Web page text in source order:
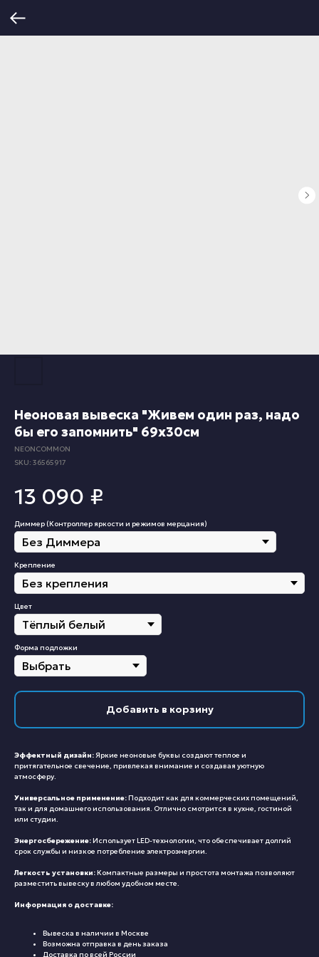
Неоновая вывеска "Живем один раз, надо
бы его запомнить" 69х30см
NEONCOMMON
SKU: 36565917
13 090 ₽
Диммер (Контроллер яркости и режимов мерцания)
Крепление
Цвет
Форма подложки
Добавить в корзину
Эффектный дизайн:Яркие неоновые буквы создают теплое и
притягательное свечение, привлекая внимание и создавая уютную
атмосферу.
Универсальное применение:Подходит как для коммерческих помещений,
так и для домашнего использования. Отлично смотрится в кухне, гостиной
или студии.
Энергосбережение:Использует LED-технологии, что обеспечивает долгий
срок службы и низкое потребление электроэнергии.
Легкость установки:Компактные размеры и простота монтажа позволяют
разместить вывеску в любом удобном месте.
Информация о доставке:
Вывеска в наличии в Москве
Возможна отправка в день заказа
Доставка по всей России